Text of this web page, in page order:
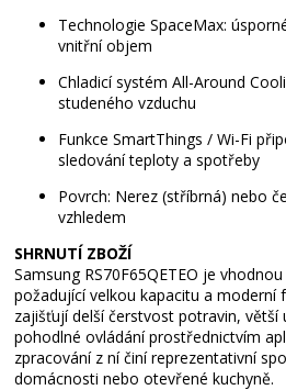
Technologie SpaceMax:
vnitřní objem
Chladicí systém All-Around
studeného vzduchu
Funkce SmartThings / Wi-Fi
sledování teploty a spotřeby
Povrch: Nerez (stříbrná) nebo
vzhledem
SHRNUTÍ ZBOŽÍ
Samsung RS70F65QETEO je
požadující velkou kapacitu a moderní
zajišťují delší čerstvost potravin, větší
pohodlné ovládání prostřednictvím
zpracování z ní činí reprezentativní
domácnosti nebo otevřené kuchyně.